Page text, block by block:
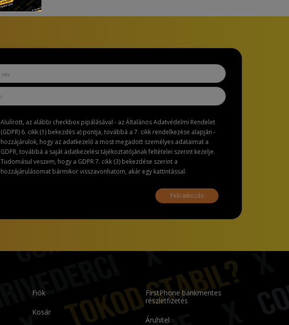
Alulírott, az alábbi checkbox pipálásával - az Általános Adatvédelmi Rendelet
(GDPR) 6. cikk (1) bekezdés a) pontja, továbbá a 7. cikk rendelkezése alapján -
hozzájárulok, hogy az adatkezelő a most megadott személyes adataimat a
GDPR, továbbá a saját adatkezelési tájékoztatójának feltételei szerint kezelje.
Tudomásul veszem, hogy a GDPR 7. cikk (3) bekezdése szerint a
hozzájárulásomat bármikor visszavonhatom, akár egy kattintással.
Feliratkozás
Fiók
Kosár
FirstPhone bankmentes
részletfizetés
Áruhitel